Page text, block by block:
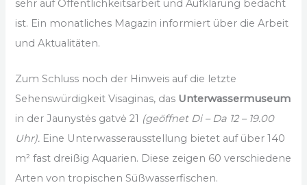
sehr auf Öffentlichkeitsarbeit und Aufklärung bedacht
ist. Ein monatliches Magazin informiert über die Arbeit
und Aktualitäten.
Zum Schluss noch der Hinweis auf die letzte
Sehenswürdigkeit Visaginas, das Unterwassermuseum
in der Jaunystės gatvė 21 (geöffnet Di – Da 12 – 19.00
Uhr). Eine Unterwasserausstellung bietet auf über 140
m² fast dreißig Aquarien. Diese zeigen 60 verschiedene
Arten von tropischen Süßwasserfischen.